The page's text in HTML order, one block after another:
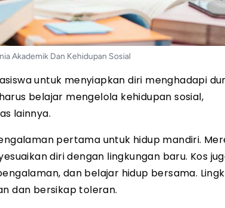
Akademik Dan Kehidupan Sosial
untuk menyiapkan diri menghadapi
belajar mengelola kehidupan sosial,
lainnya.
pertama untuk hidup mandiri.
diri dengan lingkungan baru. Kos
dan belajar hidup bersama.
dan bersikap toleran.